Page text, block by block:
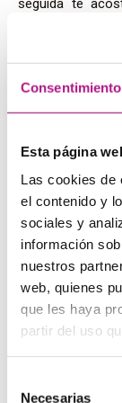
Consentimiento
Esta página
Las cookies de
el contenido y
sociales y
información
nuestros
web, quienes
que les haya
partir del uso
Necesarias
También
empresa está
de sus
mismo método
solo queen las
dedicar unas
oficina, ir a
la motivación
Contar con
ventaja:
fuera del aula.
ellos en inglés,